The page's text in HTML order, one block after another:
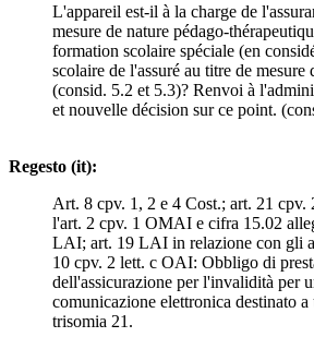
L'appareil est-il à la charge de
mesure de nature pédago-
formation scolaire spéciale (en
scolaire de l'assuré au titre de mesure
(consid. 5.2 et 5.3)? Renvoi à
et nouvelle décision sur ce point.
Regesto (it):
Art. 8 cpv. 1, 2 e 4 Cost.; art. 21
l'art. 2 cpv. 1 OMAI e cifra 15.02
LAI; art. 19 LAI in relazione con gli
10 cpv. 2 lett. c OAI: Obbligo di
dell'assicurazione per l'invalidità per
comunicazione elettronica destinato
trisomia 21.